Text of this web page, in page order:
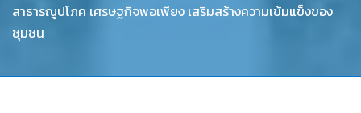
สาธารณูปโภค เศรษฐกิจพอเพียง เสริมสร้างความเข้มแข็งของ
ชุมชน